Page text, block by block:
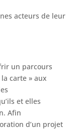
acteurs de leur
un parcours
carte » aux
et elles
Afin
d’un projet